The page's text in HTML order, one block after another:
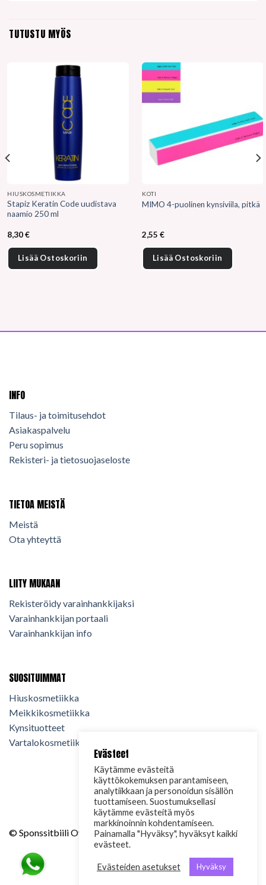
TUTUSTU MYÖS
HIUSKOSMETIIKKA
Stapiz Keratin Code uudistava
naamio 250 ml
8,30€
Lisää Ostoskoriin
KOTI
MIMO 4-puolinen kynsiviila, pitkä
2,55€
Lisää Ostoskoriin
INFO
Tilaus- ja toimitusehdot
Asiakaspalvelu
Peru sopimus
Rekisteri- ja tietosuojaseloste
TIETOA MEISTÄ
Meistä
Ota yhteyttä
LIITY MUKAAN
Rekisteröidy varainhankkijaksi
Varainhankkijan portaali
Varainhankkijan info
SUOSITUIMMAT
Hiuskosmetiikka
Meikkikosmetiikka
Kynsituotteet
Vartalokosmetiikka
© Sponssitbiili Oy. 2024. Kaikki oikeudet pidätetään.
Evästeet
Käytämme evästeitä
käyttökokemuksen parantamiseen,
analytiikkaan ja personoidun sisällön
tuottamiseen. Suostumuksellasi
käytämme evästeitä myös
markkinoinnin kohdentamiseen.
Painamalla "Hyväksy", hyväksyt kaikki
evästeet.
Evästeiden asetukset Hyväksy